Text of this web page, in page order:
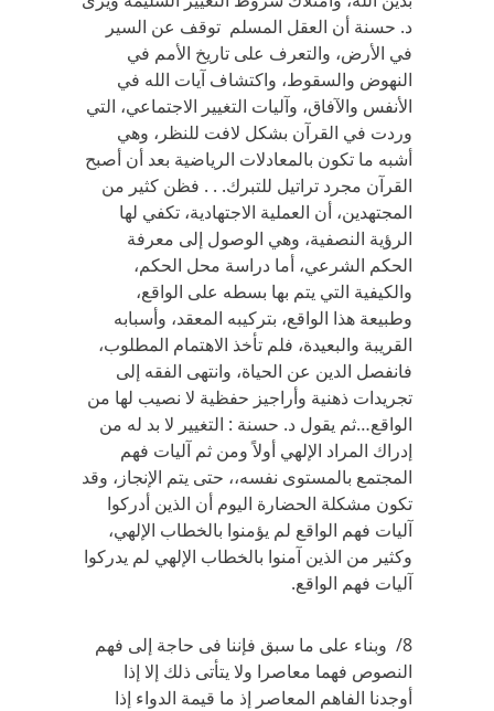
د. حسنة أن العقل المسلم توقف عن السير
في الأرض، والتعرف على تاريخ الأمم في
النهوض والسقوط، واكتشاف آيات الله في
الأنفس والآفاق، وآليات التغيير الاجتماعي، التي
وردت في القرآن بشكل لافت للنظر، وهي
أشبه ما تكون بالمعادلات الرياضية بعد أن أصبح
القرآن مجرد تراتيل للتبرك. . . فظن كثير من
المجتهدين، أن العملية الاجتهادية، تكفي لها
الرؤية النصفية، وهي الوصول إلى معرفة
الحكم الشرعي، أما دراسة محل الحكم،
والكيفية التي يتم بها بسطه على الواقع،
وطبيعة هذا الواقع، بتركيبه المعقد، وأسبابه
القريبة والبعيدة، فلم تأخذ الاهتمام المطلوب،
فانفصل الدين عن الحياة، وانتهى الفقه إلى
تجريدات ذهنية وأراجيز حفظية لا نصيب لها من
الواقع…ثم يقول د. حسنة : التغيير لا بد له من
إدراك المراد الإلهي أولاً ومن ثم آليات فهم
المجتمع بالمستوى نفسه،، حتى يتم الإنجاز، وقد
تكون مشكلة الحضارة اليوم أن الذين أدركوا
آليات فهم الواقع لم يؤمنوا بالخطاب الإلهي،
وكثير من الذين آمنوا بالخطاب الإلهي لم يدركوا
آليات فهم الواقع.
8/ وبناء على ما سبق فإننا فى حاجة إلى فهم
النصوص فهما معاصرا ولا يتأتى ذلك إلا إذا
أوجدنا الفاهم المعاصر إذ ما قيمة الدواء إذا